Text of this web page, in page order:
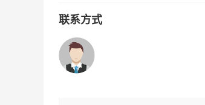
联系方式